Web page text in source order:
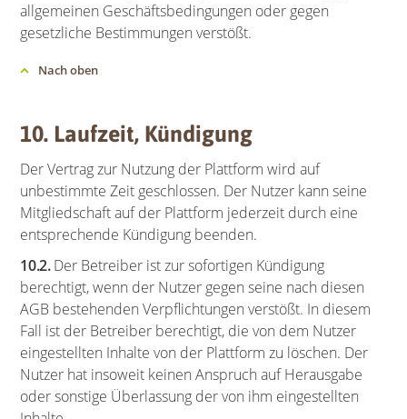
allgemeinen Geschäftsbedingungen oder gegen
gesetzliche Bestimmungen verstößt.
Nach oben
10. Laufzeit, Kündigung
Der Vertrag zur Nutzung der Plattform wird auf
unbestimmte Zeit geschlossen. Der Nutzer kann seine
Mitgliedschaft auf der Plattform jederzeit durch eine
entsprechende Kündigung beenden.
10.2.Der Betreiber ist zur sofortigen Kündigung
berechtigt, wenn der Nutzer gegen seine nach diesen
AGB bestehenden Verpflichtungen verstößt. In diesem
Fall ist der Betreiber berechtigt, die von dem Nutzer
eingestellten Inhalte von der Plattform zu löschen. Der
Nutzer hat insoweit keinen Anspruch auf Herausgabe
oder sonstige Überlassung der von ihm eingestellten